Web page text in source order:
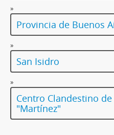
»
Provincia de Buenos
»
San Isidro
»
Centro Clandestino
"Martínez"